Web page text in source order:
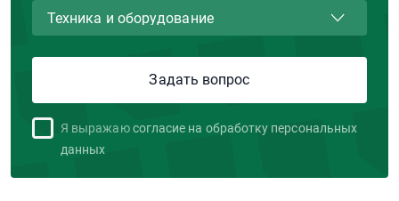
Я выражаю согласие на обработку персональных
данных